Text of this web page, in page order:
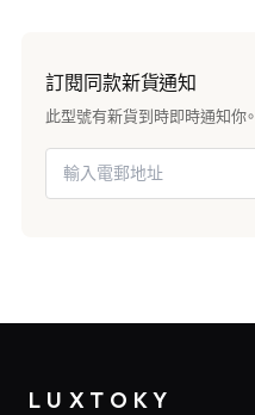
訂閱同款新貨通知
此型號有新貨到時即時通知你。
LUXTOKY